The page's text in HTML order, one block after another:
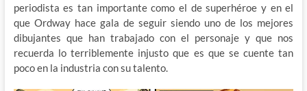
periodista es tan importante como el de superhéroe y en el
que Ordway hace gala de seguir siendo uno de los mejores
dibujantes que han trabajado con el personaje y que nos
recuerda lo terriblemente injusto que es que se cuente tan
poco en la industria con su talento.